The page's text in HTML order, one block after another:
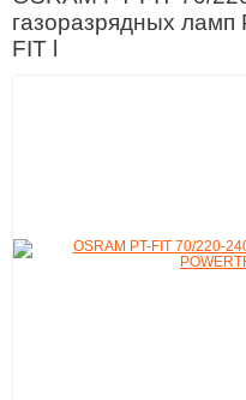
газоразрядных
FIT l